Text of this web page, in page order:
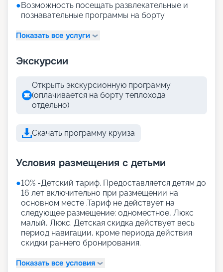
●Возможность посещать развлекательные и
познавательные программы на борту
Показать все услуги
Экскурсии
Открыть экскурсионную программу
(оплачивается на борту теплохода
отдельно)
Скачать программу круиза
Условия размещения с детьми
●10% -Детский тариф. Предоставляется детям до
16 лет включительно при размещении на
основном месте .Тариф не действует на
следующее размещение: одноместное, Люкс
малый, Люкс. Детская скидка действует весь
период навигации, кроме периода действия
скидки раннего бронирования.
Показать все условия